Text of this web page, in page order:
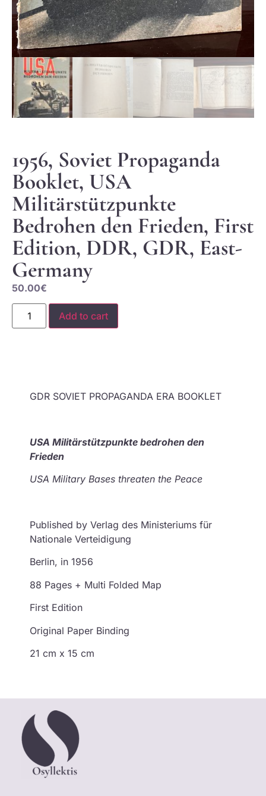
1956, Soviet Propaganda
Booklet, USA
Militärstützpunkte
Bedrohen den Frieden, First
Edition, DDR, GDR, East-
Germany
50.00€
Add to cart
GDR SOVIET PROPAGANDA ERA BOOKLET
USA Militärstützpunkte bedrohen den
Frieden
USA Military Bases threaten the Peace
Published by Verlag des Ministeriums für
Nationale Verteidigung
Berlin, in 1956
88 Pages + Multi Folded Map
First Edition
Original Paper Binding
21 cm x 15 cm